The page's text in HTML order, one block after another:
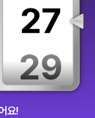
27
29
요!
요!